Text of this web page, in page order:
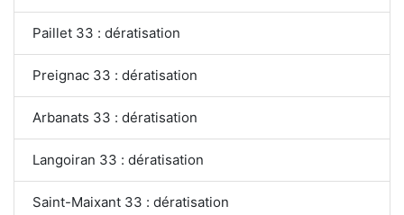
Paillet 33 : dératisation
Preignac 33 : dératisation
Arbanats 33 : dératisation
Langoiran 33 : dératisation
Saint-Maixant 33 : dératisation